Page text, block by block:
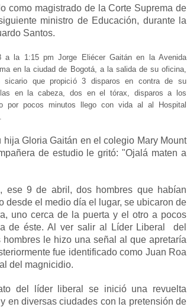
como magistrado de la Corte Suprema de
ministro de Educación, durante la
Santos.
a la 1:15 pm Jorge Eliécer Gaitán en la Avenida
en la ciudad de Bogotá, a la salida de su oficina,
sicario que propició 3 disparos en contra de su
en la cabeza, dos en el tórax, disparos a los
por pocos minutos llego con vida al al Hospital
hija Gloria Gaitán en el colegio Mary Mount
de estudio le gritó: "Ojalá maten a
ese 9 de abril, dos hombres que habían
desde el medio día el lugar, se ubicaron de
uno cerca de la puerta y el otro a pocos
de éste. Al ver salir al Líder Liberal
del
le hizo una señal al que apretaría
fue identificado como Juan Roa
del magnicidio.
del líder liberal se inició una revuelta
en diversas ciudades con la pretensión de